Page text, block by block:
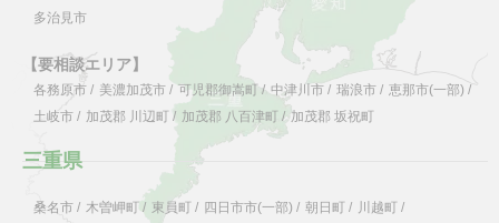
多治見市
【要相談エリア】
各務原市 / 美濃加茂市 / 可児郡御嵩町/ 中津川市 / 瑞浪市 / 恵那市(一部) /
土岐市 / 加茂郡 川辺町 / 加茂郡 八百津町 / 加茂郡 坂祝町
三重県
桑名市 / 木曽岬町 / 東員町 / 四日市市(一部) / 朝日町 / 川越町 /